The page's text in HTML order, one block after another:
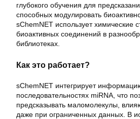
глубокого обучения для
способных модулировать
sChemNET использует химические
биоактивных соединений в
библиотеках.
Как это работает?
sChemNET интегрирует
последовательностях miRNA, что
предсказывать маломолекулы,
даже при ограниченных данных. В